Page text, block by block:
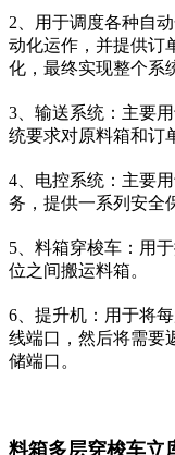
2、用于调度各种自
动化运作，并提供订
化，最终实现整个系
3、输送系统：主要
统要求对原料箱和订
4、电控系统：主要
务，提供一系列安全
5、料箱穿梭车：用
位之间搬运料箱。
6、提升机：用于将
线端口，然后将需要
储端口。
料箱多层穿梭车立